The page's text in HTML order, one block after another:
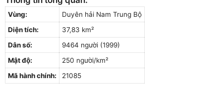
Vùng:
Duyên hải Nam Trung Bộ
Diện tích:
37,83 km²
Dân số:
9464 người (1999)
Mật độ:
250 người/km²
Mã hành chính:
21085